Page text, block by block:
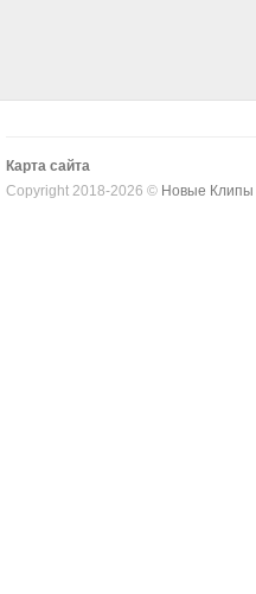
Карта сайта
Copyright 2018-2026 © Новые Клипы